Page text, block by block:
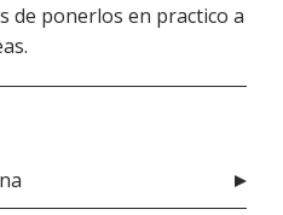
de ponerlos en practico a